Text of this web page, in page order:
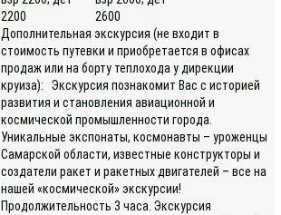
2200
2600
Дополнительная экскурсия (не входит в
стоимость путевки и приобретается в офисах
продаж или на борту теплохода у дирекции
круиза): Экскурсия познакомит Вас с историей
развития и становления авиационной и
космической промышленности города.
Уникальные экспонаты, космонавты – уроженцы
Самарской области, известные конструкторы и
создатели ракет и ракетных двигателей – все на
нашей «космической» экскурсии!
Продолжительность 3 часа. Экскурсия